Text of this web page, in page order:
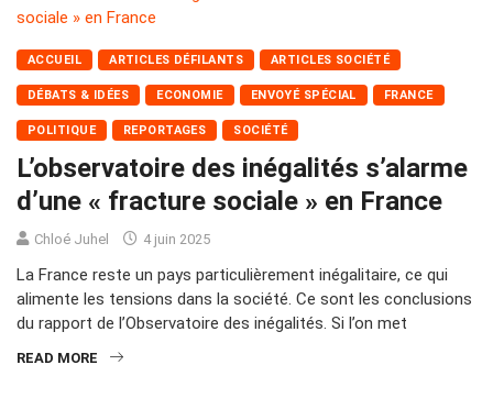
ACCUEIL ARTICLES DÉFILANTS ARTICLES SOCIÉTÉ
DÉBATS & IDÉES ECONOMIE ENVOYÉ SPÉCIAL FRANCE
POLITIQUE REPORTAGES SOCIÉTÉ
L’observatoire des inégalités s’alarme
d’une « fracture sociale » en France
Chloé Juhel 4 juin 2025
La France reste un pays particulièrement inégalitaire, ce qui
alimente les tensions dans la société. Ce sont les conclusions
du rapport de l’Observatoire des inégalités. Si l’on met
READ MORE